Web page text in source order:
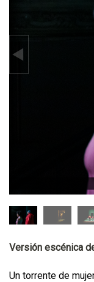
Versión escénica
Un torrente de